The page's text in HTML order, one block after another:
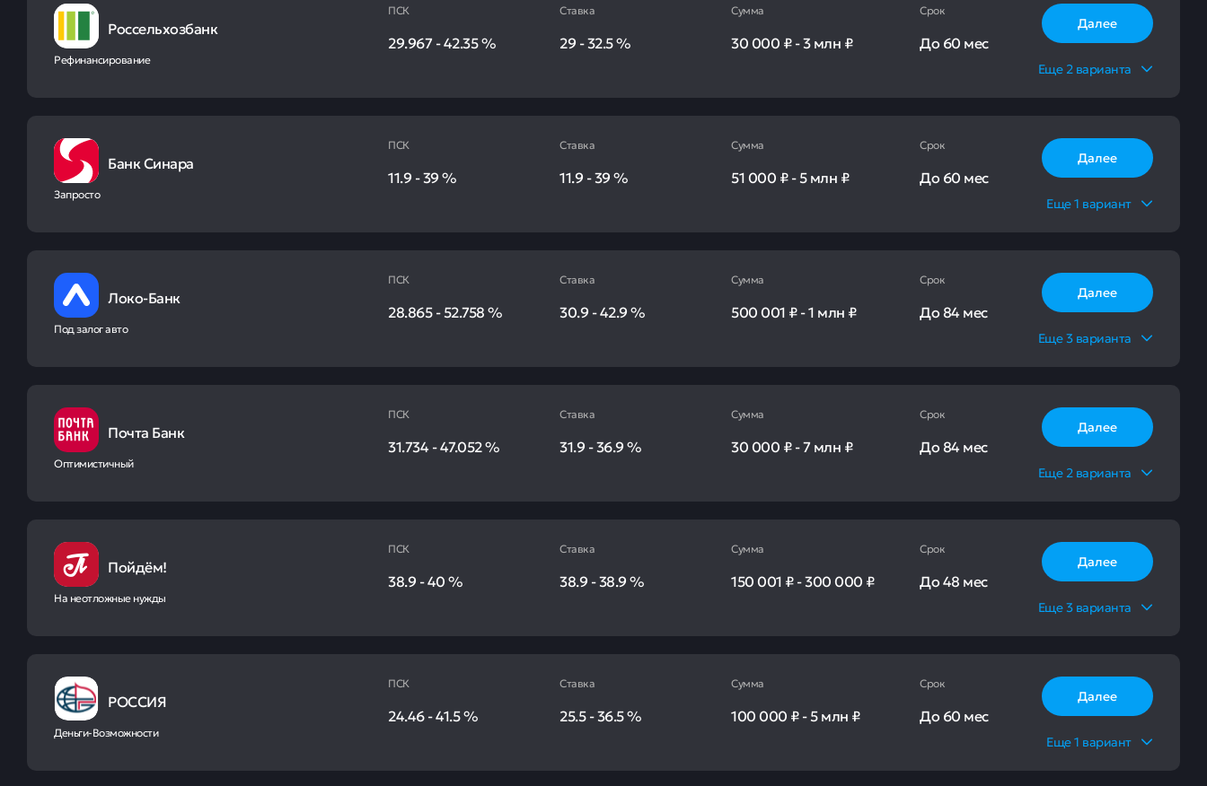
Россельхозбанк
Рефинансирование
ПСК
29.967-42.35%
Ставка
29-32.5%
Сумма
30 000 ₽-3 млн ₽
Срок
До60 мес
Далее
Еще2 варианта
Банк Синара
Запросто
ПСК
11.9-39%
Ставка
11.9-39%
Сумма
51 000 ₽-5 млн ₽
Срок
До60 мес
Далее
Еще1 вариант
Локо-Банк
Под залог авто
ПСК
28.865-52.758%
Ставка
30.9-42.9%
Сумма
500 001 ₽-1 млн ₽
Срок
До84 мес
Далее
Еще3 варианта
Почта Банк
Оптимистичный
ПСК
31.734-47.052%
Ставка
31.9-36.9%
Сумма
30 000 ₽-7 млн ₽
Срок
До84 мес
Далее
Еще2 варианта
Пойдём!
На неотложные нужды
ПСК
38.9-40%
Ставка
38.9-38.9%
Сумма
150 001 ₽-300 000 ₽
Срок
До48 мес
Далее
Еще3 варианта
РОССИЯ
Деньги-Возможности
ПСК
24.46-41.5%
Ставка
25.5-36.5%
Сумма
100 000 ₽-5 млн ₽
Срок
До60 мес
Далее
Еще1 вариант